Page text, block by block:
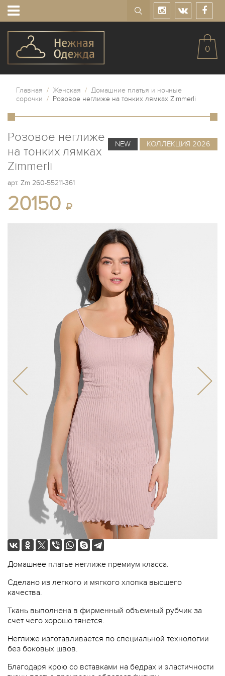
0
Главная / Женская / Домашние платья и ночные
сорочки / Розовое неглиже на тонких лямках Zimmerli
NEW КОЛЛЕКЦИЯ 2026
Розовое неглиже
на тонких лямках
Zimmerli
арт. Zm 260-55211-361
20150
Домашнее платье неглиже премиум класса.
Сделано из легкого и мягкого хлопка высшего
качества.
Ткань выполнена в фирменный объемный рубчик за
счет чего хорошо тянется.
Неглиже изготавливается по специальной технологии
без боковых швов.
Благодаря крою со вставками на бедрах и эластичности